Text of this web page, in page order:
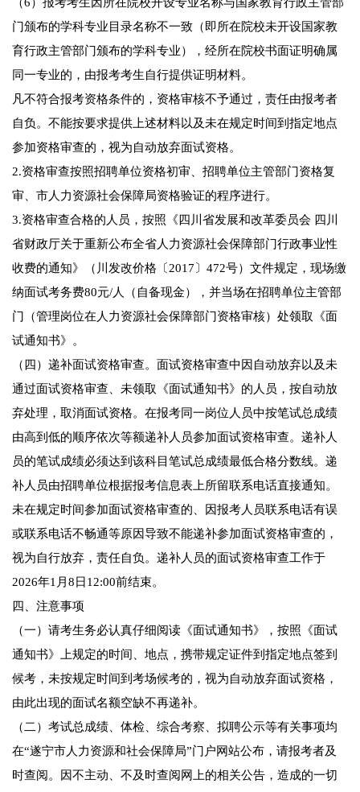
门颁布的学科专业目录名称不一致（即所在院校未开设国家教
育行政主管部门颁布的学科专业），经所在院校书面证明确属
同一专业的，由报考考生自行提供证明材料。
凡不符合报考资格条件的，资格审核不予通过，责任由报考者
自负。不能按要求提供上述材料以及未在规定时间到指定地点
参加资格审查的，视为自动放弃面试资格。
2.资格审查按照招聘单位资格初审、招聘单位主管部门资格复
审、市人力资源社会保障局资格验证的程序进行。
3.资格审查合格的人员，按照《四川省发展和改革委员会 四川
省财政厅关于重新公布全省人力资源社会保障部门行政事业性
收费的通知》（川发改价格〔2017〕472号）文件规定，现场缴
纳面试考务费80元/人（自备现金），并当场在招聘单位主管部
门（管理岗位在人力资源社会保障部门资格审核）处领取《面
试通知书》。
（四）递补面试资格审查。面试资格审查中因自动放弃以及未
通过面试资格审查、未领取《面试通知书》的人员，按自动放
弃处理，取消面试资格。在报考同一岗位人员中按笔试总成绩
由高到低的顺序依次等额递补人员参加面试资格审查。递补人
员的笔试成绩必须达到该科目笔试总成绩最低合格分数线。递
补人员由招聘单位根据报考信息表上所留联系电话直接通知。
未在规定时间参加面试资格审查的、因报考人员联系电话有误
或联系电话不畅通等原因导致不能递补参加面试资格审查的，
视为自行放弃，责任自负。递补人员的面试资格审查工作于
2026年1月8日12:00前结束。
四、注意事项
（一）请考生务必认真仔细阅读《面试通知书》，按照《面试
通知书》上规定的时间、地点，携带规定证件到指定地点签到
候考，未按规定时间到考场候考的，视为自动放弃面试资格，
由此出现的面试名额空缺不再递补。
（二）考试总成绩、体检、综合考察、拟聘公示等有关事项均
在“遂宁市人力资源和社会保障局”门户网站公布，请报考者及
时查阅。因不主动、不及时查阅网上的相关公告，造成的一切